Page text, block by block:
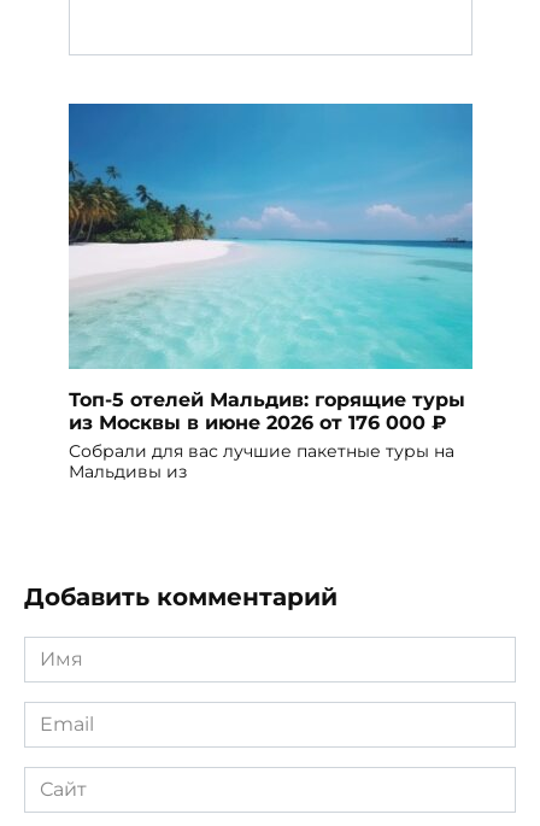
Топ-5 отелей Мальдив: горящие туры
из Москвы в июне 2026 от 176 000 ₽
Собрали для вас лучшие пакетные туры на
Мальдивы из
Добавить комментарий
Имя
Email
Сайт